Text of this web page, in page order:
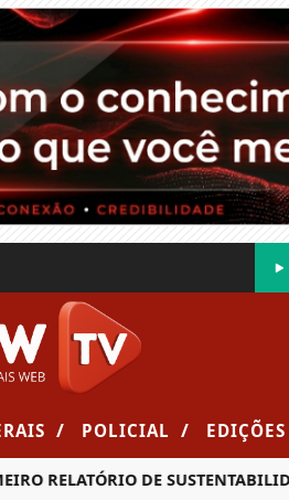
/ POLICIAL / EDIÇÕES
DE SUSTENTABILIDADE